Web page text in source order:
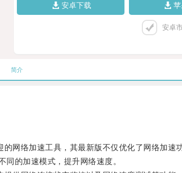
安卓下载
安卓
简介
络加速工具，其最新版不仅优化了网络加速功
的加速模式，提升网络速度。